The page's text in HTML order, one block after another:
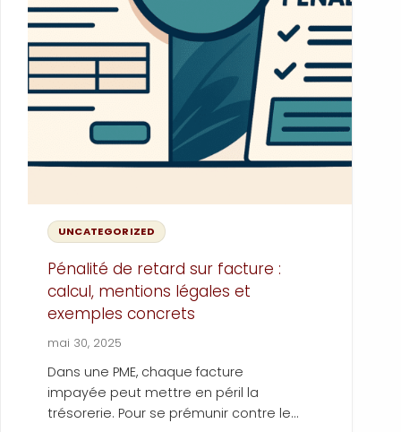
UNCATEGORIZED
Pénalité de retard sur facture :
calcul, mentions légales et
exemples concrets
mai 30, 2025
Dans une PME, chaque facture
impayée peut mettre en péril la
trésorerie. Pour se prémunir contre les